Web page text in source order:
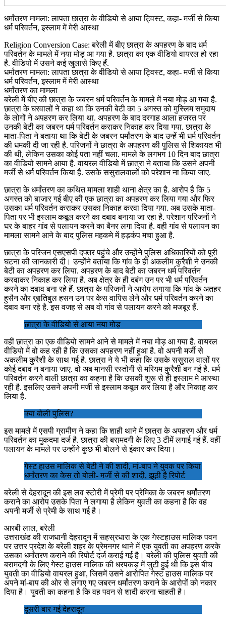
धर्मांतरण मामला: लापता छात्रा के वीडियो से आया ट्विस्ट, कहा- मर्जी से किया
धर्म परिवर्तन, इस्लाम में मेरी आस्था
Religion Conversion Case: बरेली में बीए छात्रा के अपहरण के बाद धर्म
परिवर्तन के मामले में नया मोड़ आ गया है. छात्रा का एक वीडियो वायरल हो रहा
है. वीडियो में उसने कई खुलासे किए हैं.
धर्मांतरण मामला: लापता छात्रा के वीडियो से आया ट्विस्ट, कहा- मर्जी से किया
धर्म परिवर्तन, इस्लाम में मेरी आस्था
धर्मांतरण का मामला
बरेली में बीए की छात्रा के जबरन धर्म परिवर्तन के मामले में नया मोड़ आ गया है.
छात्रा के घरवालों ने कहा था कि उनकी बेटी का 5 अगस्त को मुस्लिम समुदाय
के लोगों ने अपहरण कर लिया था. अपहरण के बाद दरगाह आला हजरत पर
उनकी बेटी का जबरन धर्म परिवर्तन कराकर निकाह कर दिया गया. छात्रा के
माता-पिता ने बताया था कि बेटी के जबरन धर्मांतरण के बाद उन्हें भी धर्म परिवर्तन
की धमकी दी जा रही है. परिजनों ने छात्रा के अपहरण की पुलिस से शिकायत भी
की थी, लेकिन उसका कोई पता नहीं चला. मामले के लगभग 10 दिन बाद छात्रा
का वीडियो सामने आया है. वायरल वीडियो में छात्रा ने बताया कि उसने अपनी
मर्जी से धर्म परिवर्तन किया है. उसके ससुरालवालों को परेशान ना किया जाए.
छात्रा के धर्मांतरण का कथित मामला शाही थाना क्षेत्र का है. आरोप है कि 5
अगस्त को बाजार गई बीए की एक छात्रा का अपहरण कर लिया गया और फिर
उसका धर्म परिवर्तन कराकर उसका निकाह करवा दिया गया. अब उसके माता-
पिता पर भी इस्लाम कबूल करने का दबाव बनाया जा रहा है. परेशान परिजनों ने
घर के बाहर गांव से पलायन करने का बैनर लगा दिया है. वही गांव से पलायन का
मामला सामने आने के बाद पुलिस महकमे में हड़कंप मचा हुआ है.
छात्रा के परिजन एसएसपी दफ्तर पहुंचे और उन्होंने पुलिस अधिकारियों को पूरी
घटना की जानकारी दी। उन्होंने बताया कि गांव के ही अकलीम कुरैशी ने उनकी
बेटी का अपहरण कर लिया. अपहरण के बाद बेटी का जबरन धर्म परिवर्तन
करवाकर निकाह कर लिया है. अब क्षेत्र के ही दबंग उन पर भी धर्म परिवर्तन
करने का दबाव बना रहे हैं. छात्रा के परिजनों ने आरोप लगाया कि गांव के अतहर
हुसैन और ख़ातिबुल हसन उन पर केस वापिस लेने और धर्म परिवर्तन करने का
दबाव बना रहे है. इस वजह से अब वो गांव से पलायन करने को मजबूर हैं.
छात्रा के वीडियो से आया नया मोड़
वहीं छात्रा का एक वीडियो सामने आने से मामले में नया मोड़ आ गया है. वायरल
वीडियो में वो कह रही है कि उसका अपहरण नहीं हुआ है. वो अपनी मर्जी से
अकलीम कुरैशी के साथ गई है. छात्रा ने ये भी कहा कि उसके ससुराल वालों पर
कोई दबाव न बनाया जाए. वो अब मानसी रस्तोगी से मरियम कुरैशी बन गई है. धर्म
परिवर्तन करने वाली छात्रा का कहना है कि उसकी शुरू से ही इस्लाम मे आस्था
रही है. इसलिए उसने अपनी मर्जी से इस्लाम कबूल कर लिया है और निकाह कर
लिया है.
क्या बोली पुलिस?
इस मामले में एसपी ग्रामीण ने कहा कि शाही थाने में छात्रा के अपहरण और धर्म
परिवर्तन का मुकदमा दर्ज है. छात्रा की बरामदगी के लिए 3 टीमें लगाई गई हैं. वहीं
पलायन के मामले पर उन्होंने कुछ भी बोलने से इंकार कर दिया।
गेस्ट हाउस मालिक से बेटी ने की शादी, मां-बाप ने युवक पर किया
धर्मांतरण का केस तो बोली- मर्जी से की शादी, झूठी है रिपोर्ट
बरेली से देहरादून की इस लव स्टोरी में प्रेमी पर प्रेमिका के जबरन धर्मांतरण
कराने का आरोप उसके पिता ने लगाया है लेकिन युवती का कहना है कि वह
अपनी मर्जी से प्रेमी के साथ गई है।
आरबी लाल, बरेली
उत्तराखंड की राजधानी देहरादून में सहस्रधारा के एक गेस्टहाउस मालिक पवन
पर उत्तर प्रदेश के बरेली शहर के प्रेमनगर थाने में एक युवती का अपहरण करके
उसका धर्मांतरण कराने की रिपोर्ट दर्ज कराई गई है। बरेली की पुलिस युवती की
बरामदगी के लिए गेस्ट हाउस मालिक की धरपकड़ में जुटी हुई थी कि इस बीच
युवती का वीडियो वायरल हुआ, जिसमें उसने आरोपित गेस्ट हाउस मालिक पर
अपने मां-बाप की ओर से लगाए गए जबरन धर्मांतरण कराने के आरोपों को नकार
दिया है। युवती का कहना है कि वह पवन से शादी करना चाहती है।
दूसरी बार गई देहरादून